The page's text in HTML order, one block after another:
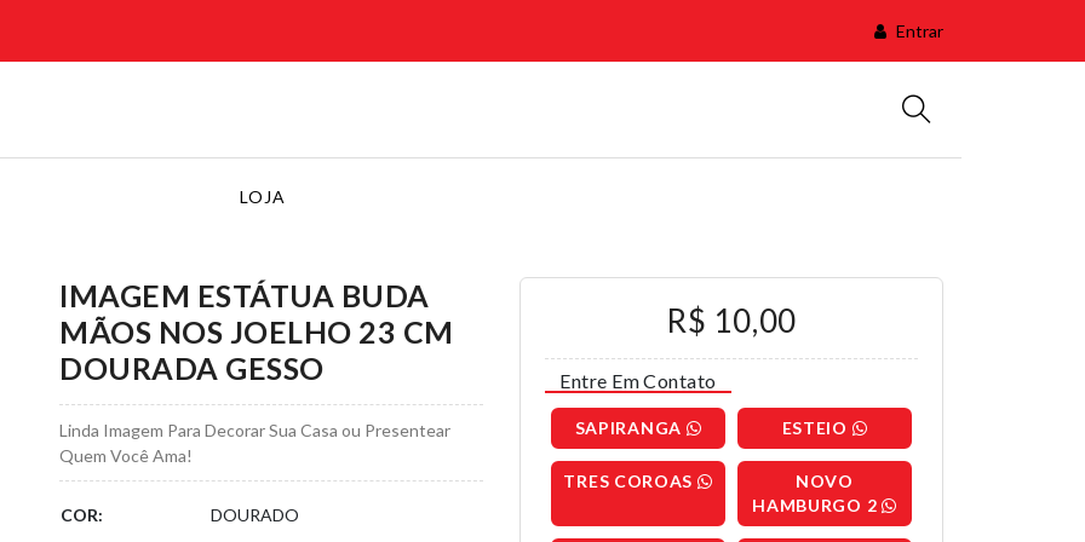
Entrar
LOJA
IMAGEM ESTÁTUA BUDA
MÃOS NOS JOELHO 23 CM
DOURADA GESSO
Linda Imagem Para Decorar Sua Casa ou Presentear
Quem Você Ama!
COR: DOURADO
R$ 10,00
Entre Em Contato
SAPIRANGA ESTEIO
TRES COROAS
NOVO
HAMBURGO 2